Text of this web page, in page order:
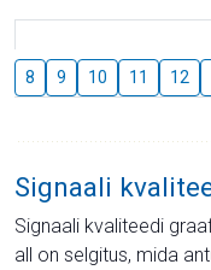
8 9 10 11 12
Signaali
Signaali kvaliteedi
all on selgitus, mida